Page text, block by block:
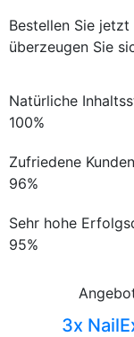
Bestellen Sie
überzeugen Sie
Natürliche
100%
Zufriedene Kunden
96%
Sehr hohe
95%
3x